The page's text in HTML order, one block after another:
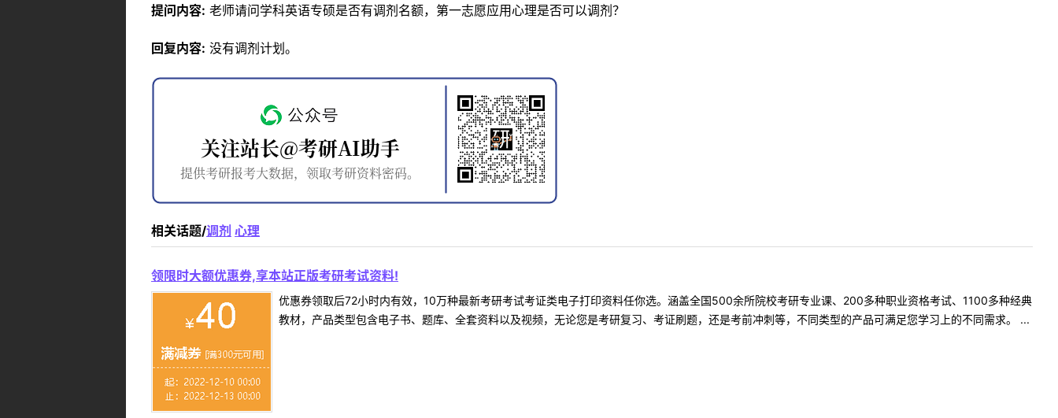
提问内容: 老师请问学科英语专硕是否有调剂名额，第一志愿应用心理是否可以调剂？
回复内容: 没有调剂计划。
相关话题/调剂 心理
领限时大额优惠券,享本站正版考研考试资料!
优惠券领取后72小时内有效，10万种最新考研考试考证类电子打印资料任你选。涵盖全国500余所院校考研专业课、200多种职业资格考试、1100多种经典
教材，产品类型包含电子书、题库、全套资料以及视频，无论您是考研复习、考证刷题，还是考前冲刺等，不同类型的产品可满足您学习上的不同需求。 ...